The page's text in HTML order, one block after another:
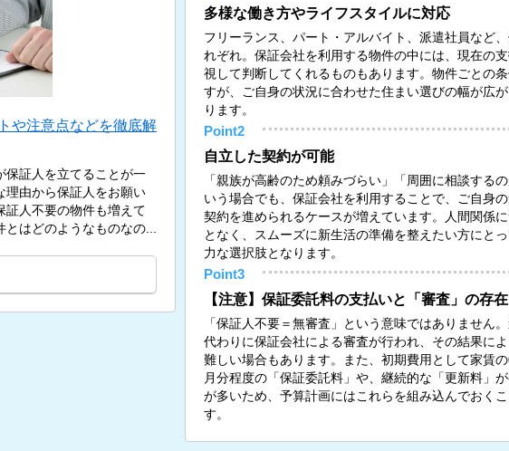
や注意点などを徹底解
保証人を立てることが一
理由から保証人をお願い
証人不要の物件も増えて
はどのようなものなの...
多様な働き方やライフスタイルに対応
フリーランス、パート・アルバイト、派遣社員など
れぞれ。保証会社を利用する物件の中には、現在の
視して判断してくれるものもあります。物件ごとの
すが、ご自身の状況に合わせた住まい選びの幅が広
ります。
Point2
自立した契約が可能
「親族が高齢のため頼みづらい」「周囲に相談する
いう場合でも、保証会社を利用することで、ご自身
契約を進められるケースが増えています。人間関係
となく、スムーズに新生活の準備を整えたい方にと
力な選択肢となります。
Point3
【注意】保証委託料の支払いと「審査」の存在
「保証人不要＝無審査」という意味ではありません
代わりに保証会社による審査が行われ、その結果に
難しい場合もあります。また、初期費用として家賃
月分程度の「保証委託料」や、継続的な「更新料」
が多いため、予算計画にはこれらを組み込んでおく
す。